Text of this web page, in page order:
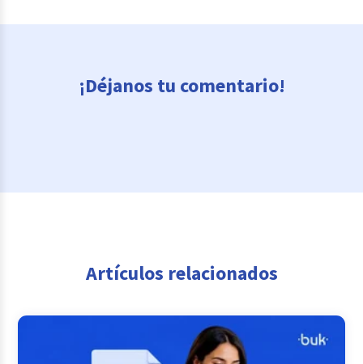
¡Déjanos tu comentario!
Artículos relacionados